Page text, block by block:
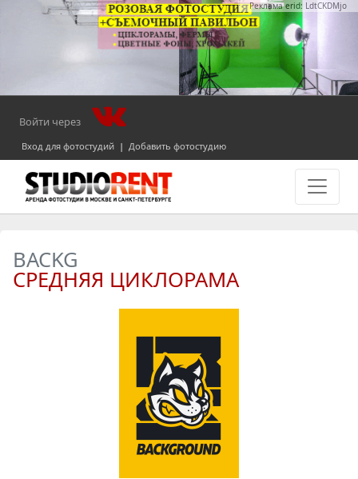
Реклама erid: LdtCKDMjo
Войти через
Вход для фотостудий | Добавить фотостудию
BACKG
СРЕДНЯЯ ЦИКЛОРАМА